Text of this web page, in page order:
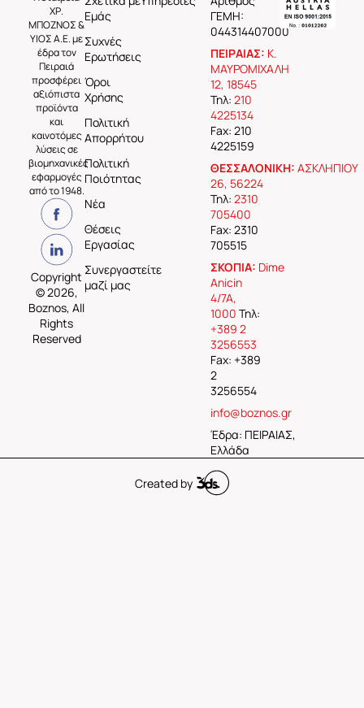
ΧΡ.
ΜΠΟΖΝΟΣ &
ΥΙΟΣ Α.Ε. με
έδρα τον
Πειραιά
προσφέρει
αξιόπιστα
προϊόντα
και
καινοτόμες
λύσεις σε
βιομηχανικές
εφαρμογές
από το 1948.
Copyright
© 2026,
Boznos, All
Rights
Reserved
Εμάς
Συχνές
Ερωτήσεις
Όροι
Χρήσης
Πολιτική
Απορρήτου
Πολιτική
Ποιότητας
Νέα
Θέσεις
Εργασίας
Συνεργαστείτε
μαζί μας
ΓΕΜΗ:
044314407000
ΠΕΙΡΑΙΑΣ: Κ.
ΜΑΥΡΟΜΙΧΑΛΗ
12, 18545
Τηλ: 210
4225134
Fax: 210
4225159
ΘΕΣΣΑΛΟΝΙΚΗ: ΑΣΚΛΗΠΙΟΥ
26, 56224
Τηλ: 2310
705400
Fax: 2310
705515
ΣΚΟΠΙΑ: Dime
Anicin
4/7A,
1000 Τηλ:
+389 2
3256553
Fax: +389
2
3256554
info@boznos.gr
Έδρα: ΠΕΙΡΑΙΑΣ,
Ελλάδα
Created by